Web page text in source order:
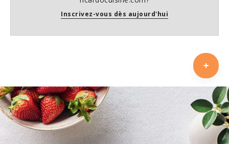
Inscrivez-vous dès aujourd'hui